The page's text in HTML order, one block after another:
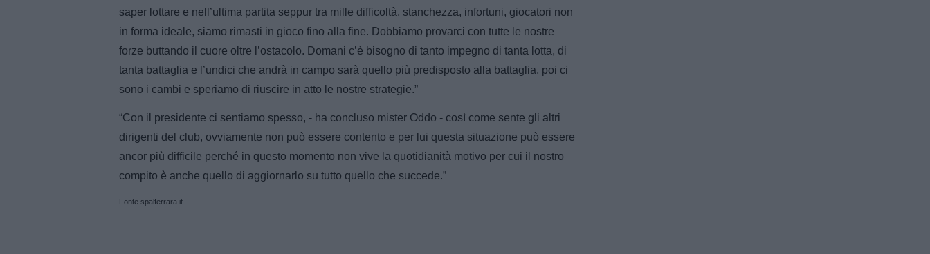
saper lottare e nell’ultima partita seppur tra mille difficoltà, stanchezza, infortuni, giocatori non
in forma ideale, siamo rimasti in gioco fino alla fine. Dobbiamo provarci con tutte le nostre
forze buttando il cuore oltre l’ostacolo. Domani c’è bisogno di tanto impegno di tanta lotta, di
tanta battaglia e l’undici che andrà in campo sarà quello più predisposto alla battaglia, poi ci
sono i cambi e speriamo di riuscire in atto le nostre strategie.”
“Con il presidente ci sentiamo spesso, - ha concluso mister Oddo - così come sente gli altri
dirigenti del club, ovviamente non può essere contento e per lui questa situazione può essere
ancor più difficile perché in questo momento non vive la quotidianità motivo per cui il nostro
compito è anche quello di aggiornarlo su tutto quello che succede.”
Fonte spalferrara.it